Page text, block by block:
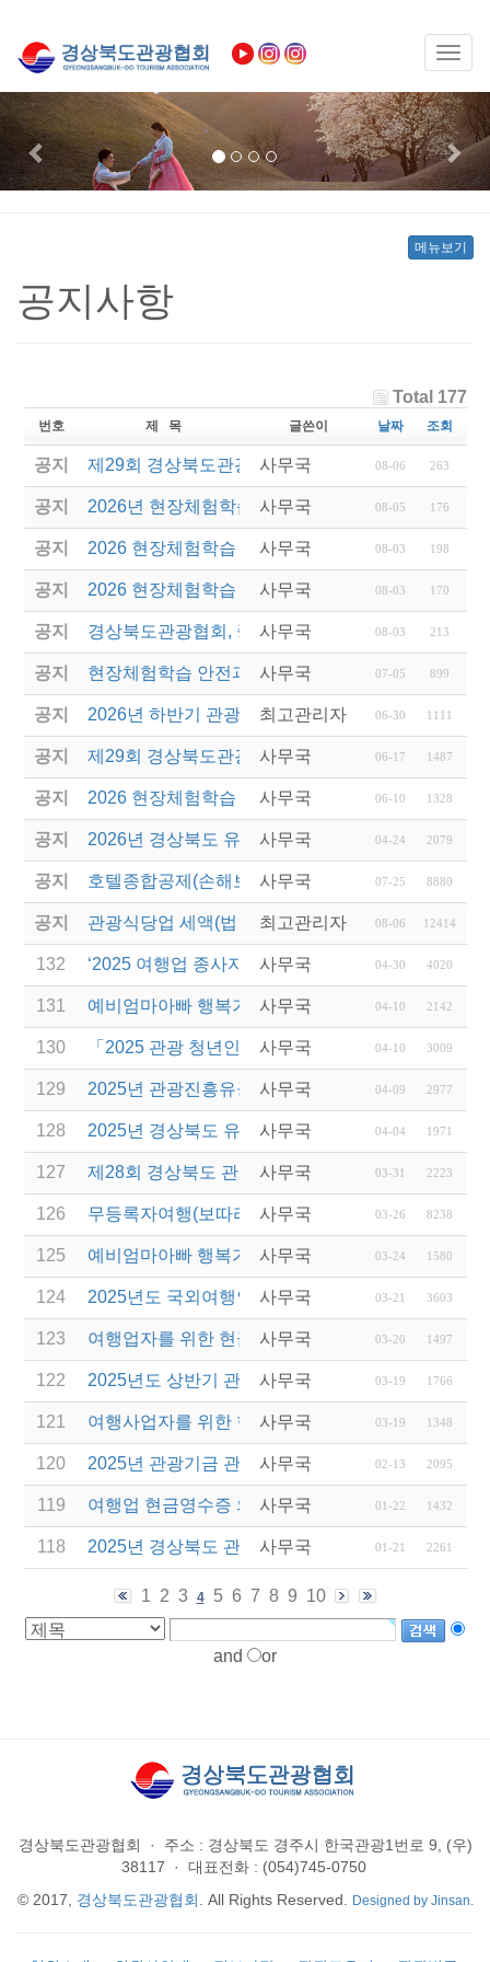
Previous
메뉴보기
공지사항
Total 177
번호 제 목 글쓴이 날짜 조회
공지 제29회 경상북도관광기념품공모전 결과발표
사무국 08-06 263
공지 2026년 현장체험학습 안전과정(신규.재강습) 교육
사무국 08-05 176
공지 2026 현장체험학습 안전과정 교육(신규. 재강습)
사무국 08-03 198
공지 2026 현장체험학습 안전과정(신규. 재강습) 교육 성
사무국 08-03 170
공지 경상북도관광협회, 중국 단동 해외여행상품 개발 팸
사무국 08-03 213
공지 현장체험학습 안전과정(신규/재강습) 안내
사무국 07-05 899
공지 2026년 하반기 관광진흥개발기금 융자 시행 안내
최고관리자 06-30 1111
공지 제29회 경상북도관광기념품공모전 개최
사무국 06-17 1487
공지 2026 현장체험학습 안전과정(신규.재강습)
사무국 06-10 1328
공지 2026년 경상북도 유니크베뉴를 활용한 MICE행사
사무국 04-24 2079
공지 호텔종합공제(손해보험) 서비스 안내
사무국 07-25 8880
공지 관광식당업 세액(법인세 및 소득세)감면 제도 안내
최고관리자 08-06 12414
132 ‘2025 여행업 종사자 직무역량 강화 교육’ 교육생 모
사무국 04-30 4020
131 예비엄마아빠 행복가족여행 전담여행사 선정 결과
사무국 04-10 2142
130 「2025 관광 청년인턴제 지원 사업」 참여 사업체
사무국 04-10 3009
129 2025년 관광진흥유공자 정부포상 대상자 추천
사무국 04-09 2977
128 2025년 경상북도 유니크베뉴를 활용한 MICE행사
사무국 04-04 1971
127 제28회 경상북도 관광기념품 공모전 개최
사무국 03-31 2223
126 무등록자여행(보따리) 알선행위 근절 위한 관계 기
사무국 03-26 8238
125 예비엄마아빠 행복가족여행 지원사업 전담여행사
사무국 03-24 1580
124 2025년도 국외여행인솔자(T/C) 소양교육(1차) 실
사무국 03-21 3603
123 여행업자를 위한 현금영수증 관련 웨비나 진행
사무국 03-20 1497
122 2025년도 상반기 관광진흥개발기금 융자 시행 변
사무국 03-19 1766
121 여행사업자를 위한 현금영수증 관련 웨비나 실시
사무국 03-19 1348
120 2025년 관광기금 관광사업체 운영자금 특별융자
사무국 02-13 2095
119 여행업 현금영수증 의무발행 합산발급(총액) 적용
사무국 01-22 1432
118 2025년 경상북도 관광서비스 시설환경개선 사업 공
사무국 01-21 2261
1 2 3 4 5 6 7 8 9 10
and or
경상북도관광협회 ·
주소 : 경상북도 경주시 한국관광1번로 9, (우)
38117
·
대표전화 : (054)745-0750
© 2017, 경상북도관광협회 . All Rights Reserved. Designed by Jinsan.